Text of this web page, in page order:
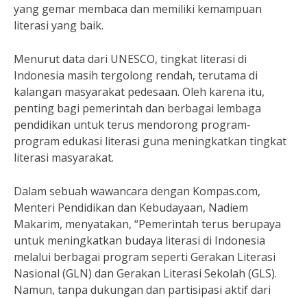
yang gemar membaca dan memiliki kemampuan
literasi yang baik.
Menurut data dari UNESCO, tingkat literasi di
Indonesia masih tergolong rendah, terutama di
kalangan masyarakat pedesaan. Oleh karena itu,
penting bagi pemerintah dan berbagai lembaga
pendidikan untuk terus mendorong program-
program edukasi literasi guna meningkatkan tingkat
literasi masyarakat.
Dalam sebuah wawancara dengan Kompas.com,
Menteri Pendidikan dan Kebudayaan, Nadiem
Makarim, menyatakan, “Pemerintah terus berupaya
untuk meningkatkan budaya literasi di Indonesia
melalui berbagai program seperti Gerakan Literasi
Nasional (GLN) dan Gerakan Literasi Sekolah (GLS).
Namun, tanpa dukungan dan partisipasi aktif dari